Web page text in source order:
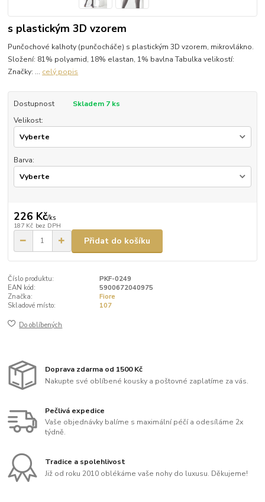
s plastickým 3D vzorem
Punčochové kalhoty (punčocháče) s plastickým 3D vzorem, mikrovlákno.
Složení: 81% polyamid, 18% elastan, 1% bavlna Tabulka velikostí:
Značky: ... celý popis
Dostupnost
Skladem 7 ks
Velikost:
Barva:
226 Kč/ks
187 Kč bez DPH
Přidat do košíku
Číslo produktu:
PKF-0249
EAN kód:
5900672040975
Značka:
Fiore
Skladové místo:
107
Do oblíbených
Doprava zdarma od 1500 Kč
Nakupte své oblíbené kousky a poštovné zaplatíme za vás.
Pečlivá expedice
Vaše objednávky balíme s maximální péčí a odesíláme 2x
týdně.
Tradice a spolehlivost
Již od roku 2010 oblékáme vaše nohy do luxusu. Děkujeme!